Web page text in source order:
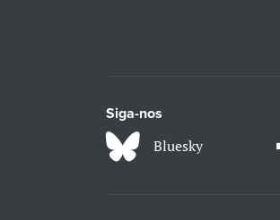
Siga-nos
Bluesky